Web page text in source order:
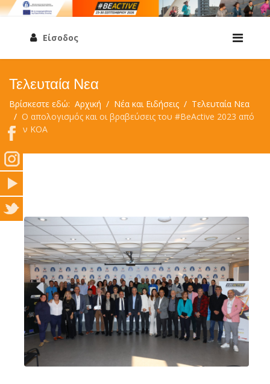
Είσοδος
Τελευταία Νεα
Βρίσκεστε εδώ: Αρχική Νέα και Ειδήσεις
Τελευταία Νεα
Ο απολογισμός και οι βραβεύσεις του #BeActive 2023 από
τον ΚΟΑ